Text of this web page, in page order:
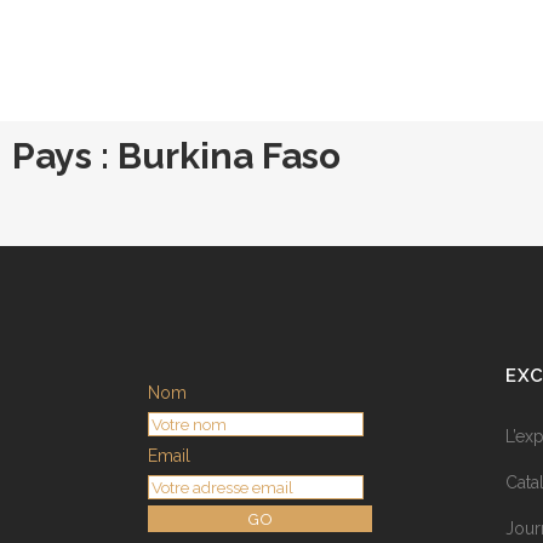
Pays : Burkina Faso
Nom
Email
GO